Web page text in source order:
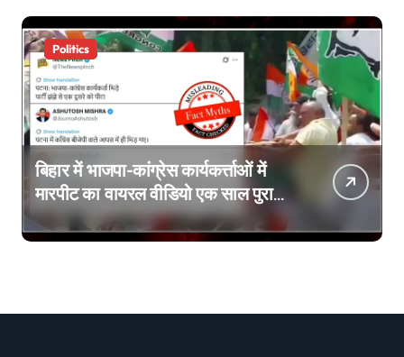
Politics
बिहार में भाजपा-कांग्रेस कार्यकर्त्ताओं में
मारपीट का वायरल वीडियो एक साल पुराना
है